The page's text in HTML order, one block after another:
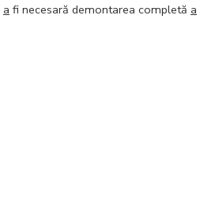
a fi necesară demontarea completă a